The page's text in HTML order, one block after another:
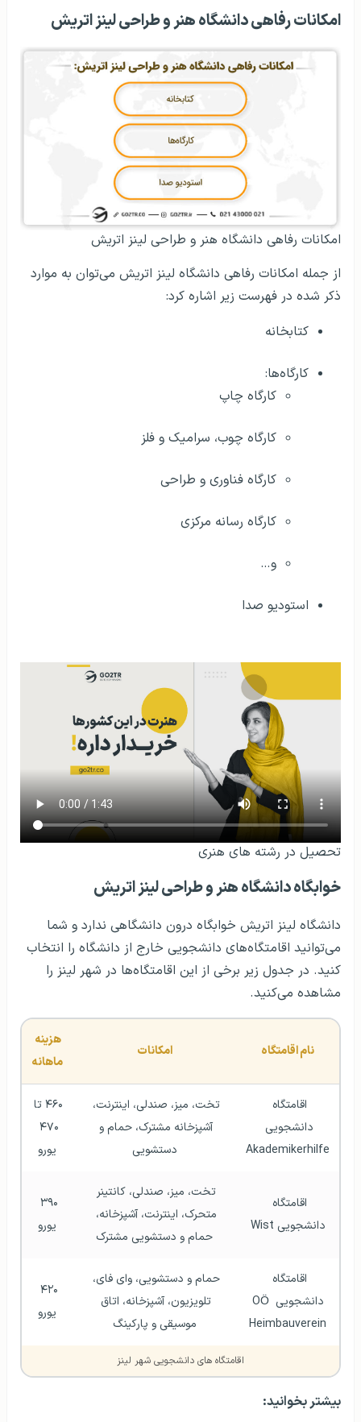
امکانات رفاهی دانشگاه هنر و طراحی لینز اتریش
امکانات رفاهی دانشگاه هنر و طراحی لینز اتریش
از جمله امکانات رفاهی دانشگاه لینز اتریش می‌توان به موارد
ذکر شده در فهرست زیر اشاره کرد:
کتابخانه
کارگاه‌ها:
کارگاه چاپ
کارگاه چوب، سرامیک و فلز
کارگاه فناوری و طراحی
کارگاه رسانه مرکزی
و…
استودیو صدا
تحصیل در رشته‌ های هنری
خوابگاه دانشگاه هنر و طراحی لینز اتریش
دانشگاه لینز اتریش خوابگاه درون دانشگاهی ندارد و شما
می‌توانید اقامتگاه‌های دانشجویی خارج از دانشگاه را انتخاب
کنید. در جدول زیر برخی از این اقامتگاه‌ها در شهر لینز را
مشاهده می‌کنید.
نام اقامتگاه امکانات
ماهانه
Akademikerhilfe
دستشویی
یورو
دانشجویی Wist
حمام و دستشویی مشترک
یورو
دانشجویی OÖ
Heimbauverein
موسیقی و پارکینگ
یورو
اقامتگاه های دانشجویی شهر لینز
بیشتر بخوانید: